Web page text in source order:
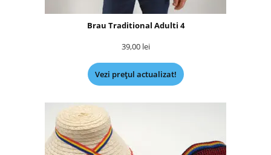
Brau Traditional Adulti 4
39,00 lei
Vezi prețul actualizat!